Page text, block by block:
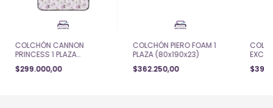
COLCHÓN CANNON
PRINCESS 1 PLAZA
(80x190x20)
$299.000,00
COLCHÓN PIERO FOAM 1
PLAZA (80x190x23)
$362.250,00